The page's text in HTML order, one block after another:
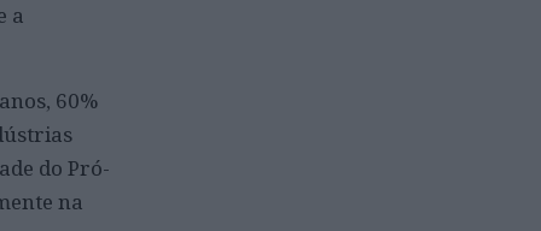
a
60%
do Pró-
na